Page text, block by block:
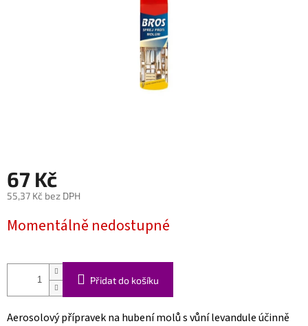
67 Kč
55,37 Kč bez DPH
cena:
Momentálně nedostupné
Přidat do košíku
Aerosolový přípravek na hubení molů s vůní levandule účinně